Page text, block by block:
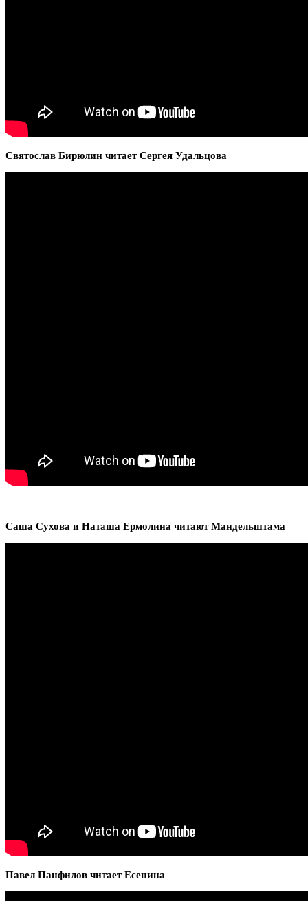
Святослав Бирюлин читает Сергея Удальцова
Саша Сухова и Наташа Ермолина читают Мандельштама
Павел Панфилов читает Есенина